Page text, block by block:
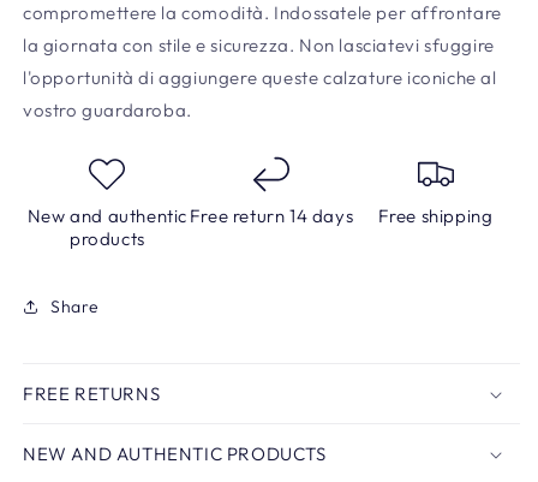
compromettere la comodità. Indossatele per affrontare
la giornata con stile e sicurezza. Non lasciatevi sfuggire
l'opportunità di aggiungere queste calzature iconiche al
vostro guardaroba.
New and authentic
products
Free return 14 days Free shipping
Share
FREE RETURNS
NEW AND AUTHENTIC PRODUCTS